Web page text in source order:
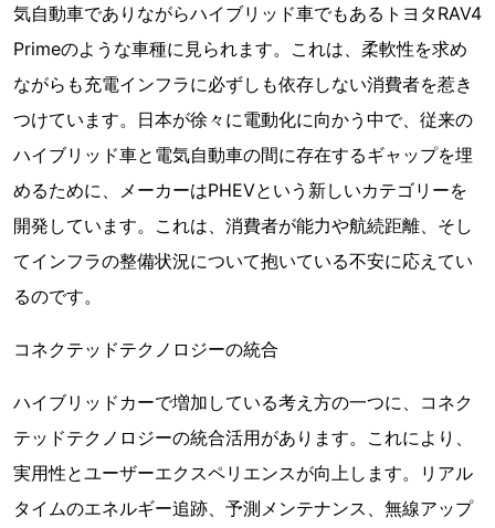
気自動車でありながらハイブリッド車でもあるトヨタRAV4
Primeのような車種に見られます。これは、柔軟性を求め
ながらも充電インフラに必ずしも依存しない消費者を惹き
つけています。日本が徐々に電動化に向かう中で、従来の
ハイブリッド車と電気自動車の間に存在するギャップを埋
めるために、メーカーはPHEVという新しいカテゴリーを
開発しています。これは、消費者が能力や航続距離、そし
てインフラの整備状況について抱いている不安に応えてい
るのです。
コネクテッドテクノロジーの統合
ハイブリッドカーで増加している考え方の一つに、コネク
テッドテクノロジーの統合活用があります。これにより、
実用性とユーザーエクスペリエンスが向上します。リアル
タイムのエネルギー追跡、予測メンテナンス、無線アップ